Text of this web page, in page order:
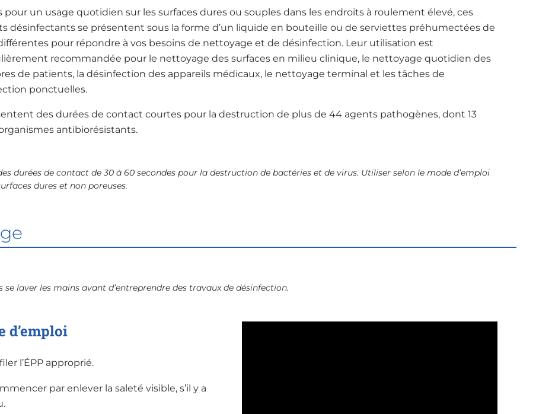
pour un usage quotidien sur les surfaces dures ou souples dans les endroits à roulement élevé, ces
désinfectants se présentent sous la forme d’un liquide en bouteille ou de serviettes préhumectées de
pour répondre à vos besoins de nettoyage et de désinfection. Leur utilisation est
recommandée pour le nettoyage des surfaces en milieu clinique, le nettoyage quotidien des
de patients, la désinfection des appareils médicaux, le nettoyage terminal et les tâches de
ponctuelles.
des durées de contact courtes pour la destruction de plus de 44 agents pathogènes, dont 13
antibiorésistants.
durées de contact de 30 à 60 secondes pour la destruction de bactéries et de virus. Utiliser selon le mode d’emploi
dures et non poreuses.
se laver les mains avant d’entreprendre des travaux de désinfection.
d’emploi
l’ÉPP approprié.
par enlever la saleté visible, s’il y a